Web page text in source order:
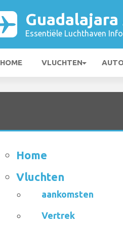
Essentiële Luchthaven
HOME VLUCHTEN
Home
Vluchten
aankomsten
Vertrek